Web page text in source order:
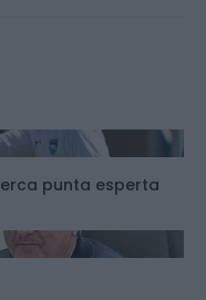
punta esperta